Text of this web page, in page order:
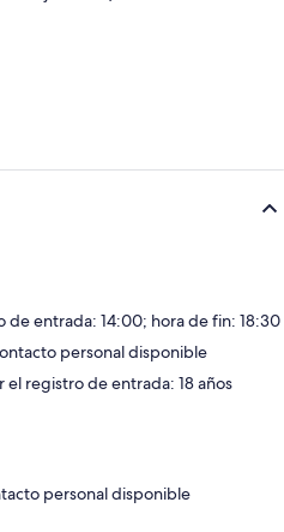
de entrada: 14:00; hora de fin: 18:30
personal disponible
el registro de entrada: 18 años
personal disponible